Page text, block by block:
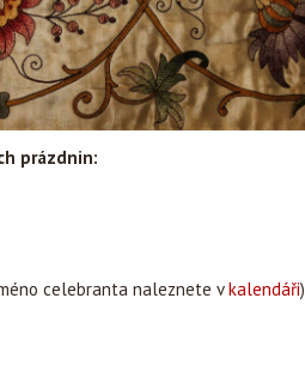
prázdnin:
celebranta naleznete vkalendáři)